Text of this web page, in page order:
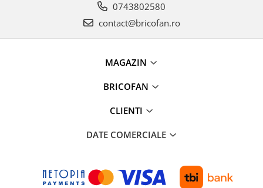
Genți de voiaj & genți
Masini electrice taiat caneluri
0743802580
contact@bricofan.ro
MAGAZIN
BRICOFAN
CLIENTI
DATE COMERCIALE